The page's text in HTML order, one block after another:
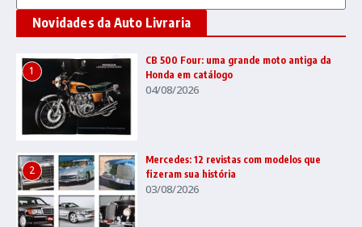
Novidades da Auto Livraria
1
CB 500 Four: uma grande moto antiga da
Honda em catálogo
04/08/2026
2
Mercedes: 12 revistas com modelos que
fizeram sua história
03/08/2026